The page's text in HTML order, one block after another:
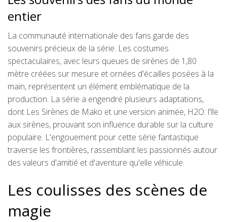
entier
La communauté internationale des fans garde des
souvenirs précieux de la série. Les costumes
spectaculaires, avec leurs queues de sirènes de 1,80
mètre créées sur mesure et ornées d'écailles posées à la
main, représentent un élément emblématique de la
production. La série a engendré plusieurs adaptations,
dont Les Sirènes de Mako et une version animée, H2O: l'île
aux sirènes, prouvant son influence durable sur la culture
populaire. L'engouement pour cette série fantastique
traverse les frontières, rassemblant les passionnés autour
des valeurs d'amitié et d'aventure qu'elle véhicule.
Les coulisses des scènes de
magie